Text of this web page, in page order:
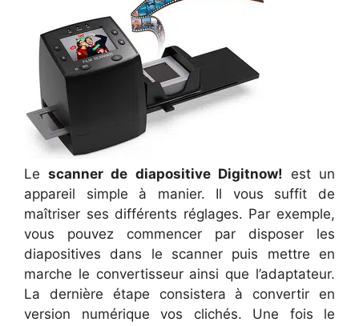
Lescanner de diapositive Digitnow! est un
appareil simple à manier. Il vous suffit de
maîtriser ses différents réglages. Par exemple,
vous pouvez commencer par disposer les
diapositives dans le scanner puis mettre en
marche le convertisseur ainsi que l’adaptateur.
La dernière étape consistera à convertir en
version numérique vos clichés. Une fois le